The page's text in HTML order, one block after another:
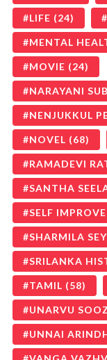
LIFE (24)
MENTAL
MOVIE (24)
NARAYANI
NENJUKKUL
NOVEL (68)
RAMADEVI
SANTHA
SELF
SHARMILA
SRILANKA
TAMIL (58)
UNARVU
UNNAI